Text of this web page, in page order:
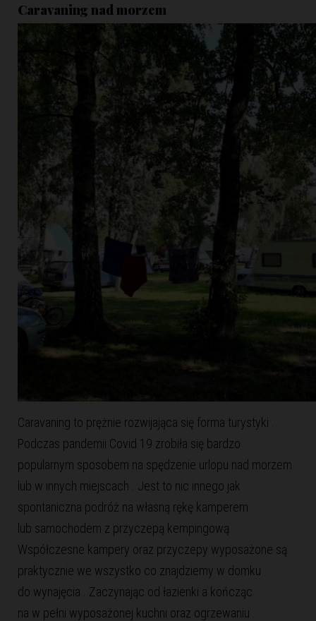
Caravaning nad morzem
Caravaning to prężnie rozwijająca się forma turystyki .
Podczas pandemii Covid 19 zrobiła się bardzo
popularnym sposobem na spędzenie urlopu nad morzem
lub w innych miejscach . Jest to nic innego jak
spontaniczna podróż na własną rękę kamperem
lub samochodem z przyczepą kempingową .
Współczesne kampery oraz przyczepy wyposażone są
praktycznie we wszystko co znajdziemy w domku
do wynajęcia . Zaczynając od łazienki a kończąc
na w pełni wyposażonej kuchni oraz ogrzewaniu .